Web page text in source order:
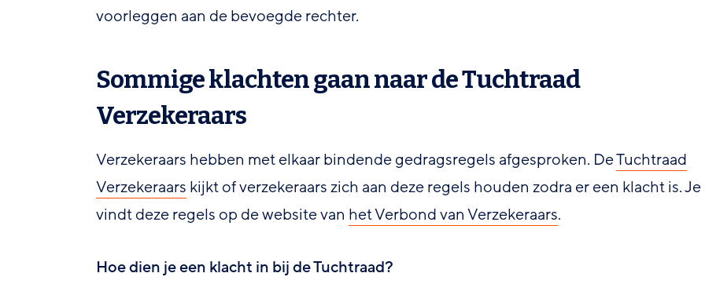
voorleggen aan de bevoegde rechter.
Sommige klachten gaan naar de Tuchtraad
Verzekeraars
Verzekeraars hebben met elkaar bindende gedragsregels afgesproken. DeTuchtraad
Verzekeraars kijkt of verzekeraars zich aan deze regels houden zodra er een klacht is. Je
vindt deze regels op de website van het Verbond van Verzekeraars.
Hoe dien je een klacht in bij de Tuchtraad?